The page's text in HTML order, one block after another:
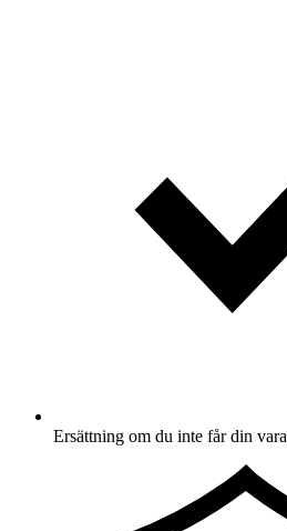
Ersättning om du inte får din vara